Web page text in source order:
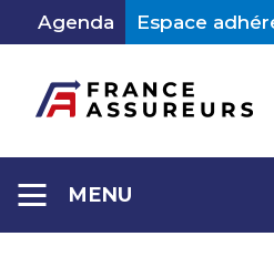
contenu
Agenda Espace
MENU